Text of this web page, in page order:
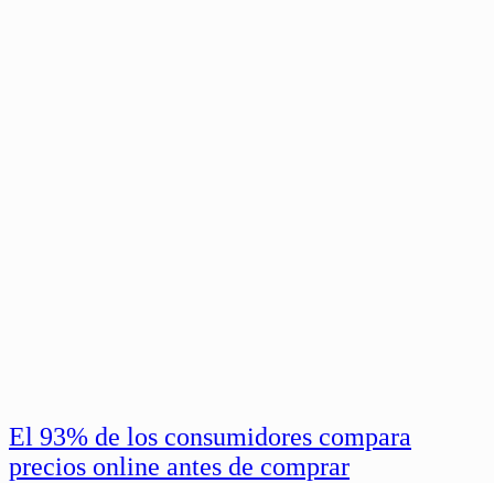
El 93% de los consumidores compara
precios online antes de comprar